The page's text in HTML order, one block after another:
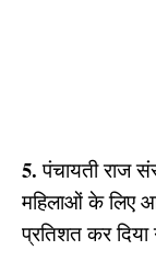
5. पंचायती राज
महिलाओं के लिए
प्रतिशत कर दिया